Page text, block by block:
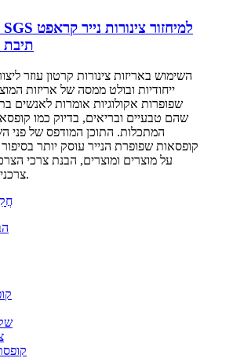
השימוש באריזות צינורות קרטון עוזר
ייחודיות ובולט ממסה של אריזות
שפופרות אקולוגיות אומרות לאנשים
שהם טבעיים ובריאים, בדיוק כמו
המתכלות. התוכן המודפס של פני
קופסאות שפופרת הנייר עוסק יותר בסיפור
על מוצרים ומוצרים, הבנת צרכי
צרכנים לקנות.